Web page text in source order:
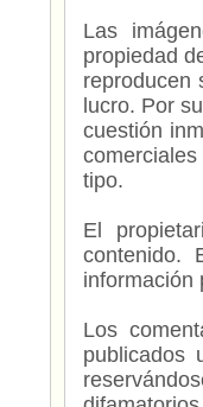
Las
propiedad
reproducen
lucro. Por
cuestión
tipo.
El
contenido.
información
Los
publicados